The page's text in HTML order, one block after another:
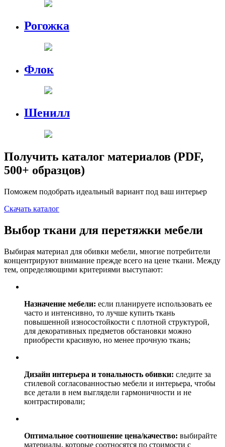
Рогожка
Флок
Шенилл
Получить каталог материалов (PDF,
500+ образцов)
Поможем подобрать идеальный вариант под ваш интерьер
Скачать каталог
Выбор ткани для перетяжки мебели
Выбирая материал для обивки мебели, многие потребители
концентрируют внимание прежде всего на цене ткани. Между
тем, определяющими критериями выступают:
Назначение мебели: если планируете использовать ее
часто и интенсивно, то лучше купить ткань
повышенной износостойкости с плотной структурой,
для декоративных предметов обстановки можно
приобрести красивую, но менее прочную ткань;
Дизайн интерьера и тональность обивки: следите за
стилевой согласованностью мебели и интерьера, чтобы
все детали в нем выглядели гармоничности и не
контрастировали;
Оптимальное соотношение цена/качество: выбирайте
материалы, которые соотносятся по стоимости с